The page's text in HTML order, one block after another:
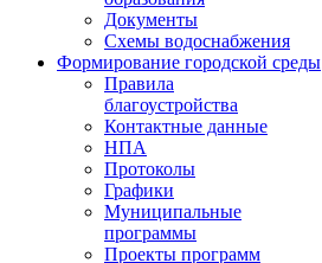
Документы
Схемы водоснабжения
Формирование городской среды
Правила
благоустройства
Контактные данные
НПА
Протоколы
Графики
Муниципальные
программы
Проекты программ